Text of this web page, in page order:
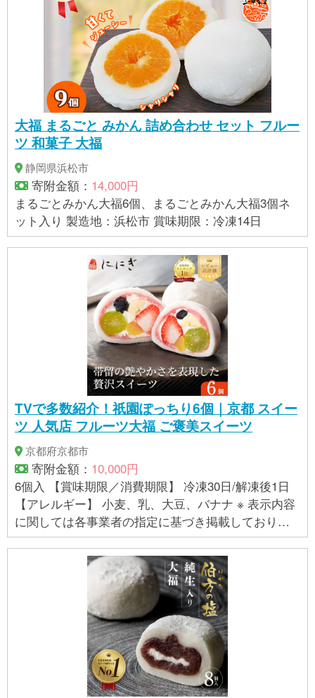
大福 まるごと みかん 詰め合わせ セット フルー
ツ 和菓子 大福
静岡県浜松市
寄附金額： 14,000円
まるごとみかん大福6個、まるごとみかん大福3個ネ
ット入り 製造地：浜松市 賞味期限：冷凍14日
TVで多数紹介！祇園ぽっちり6個｜京都 スイー
ツ 人気店 フルーツ大福 ご褒美スイーツ
京都府京都市
寄附金額： 10,000円
6個入 【賞味期限／消費期限】 冷凍30日/解凍後1日
【アレルギー】 小麦、乳、大豆、バナナ ※ 表示内容
に関しては各事業者の指定に基づき掲載しており、
一切の内容を保証するものではございません。 ※ご不
明の点がございましたら事業者まで直接お問い合わ